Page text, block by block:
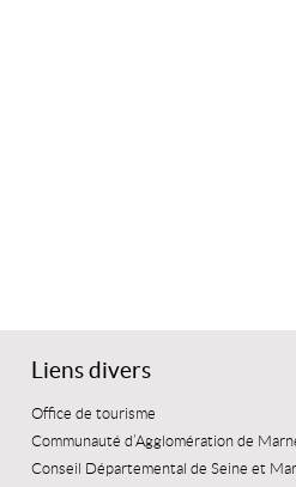
Liens divers
Office de tourisme
Communauté d’Agglomération de
Conseil Départemental de Seine et